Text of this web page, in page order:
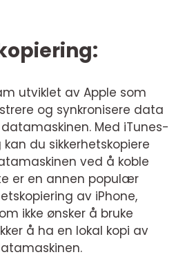
utviklet av Apple som
og synkronisere data
Med iTunes-
du sikkerhetskopiere
ved å koble
er en annen populær
av iPhone,
ikke ønsker å bruke
å ha en lokal kopi av